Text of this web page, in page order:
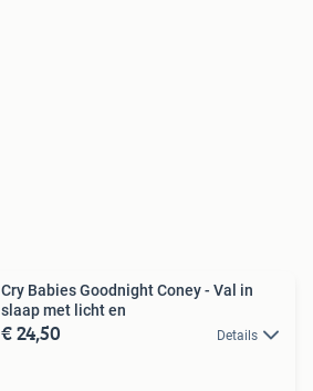
Cry Babies Goodnight Coney - Val in
slaap met licht en
€ 24,50 Details